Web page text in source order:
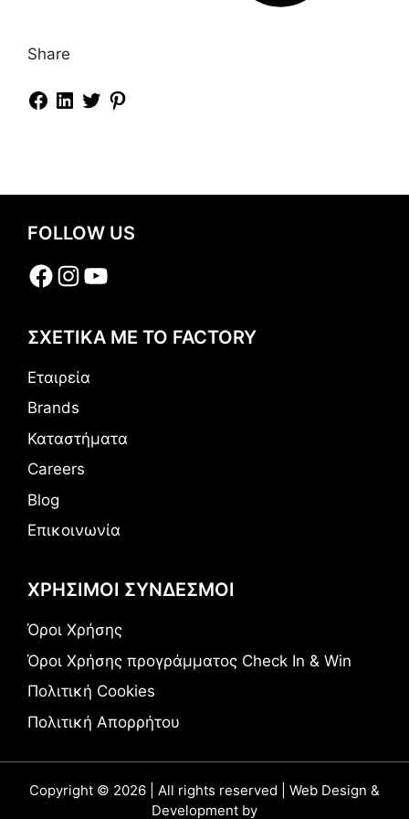
Share
FOLLOW US
Facebook
Instagram
YouTube
ΣΧΕΤΙΚΑ ΜΕ ΤΟ FACTORY
Εταιρεία
Brands
Καταστήματα
Careers
Blog
Επικοινωνία
ΧΡΗΣΙΜΟΙ ΣΥΝΔΕΣΜΟΙ
Όροι Χρήσης
Όροι Χρήσης προγράμματος Check In & Win
Πολιτική Cookies
Πολιτική Απορρήτου
Copyright © 2026 | All rights reserved | Web Design &
Development by